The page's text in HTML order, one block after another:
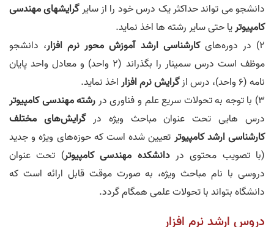
دانشجو می تواند حداکثر یک درس خود را از سایرگرایشهای مهندسی
کامپیوتریا حتی سایر رشته ها اخذ نماید.
2) در دوره‌های
کارشناسی ارشد آموزش محور نرم افزار، دانشجو
موظف است درس سمینار را بگذراند (2 واحد) و معادل واحد پایان
نامه (6 واحد)، درس از
گرایش نرم افزاراخذ نماید.
3) با توجه به تحولات سریع علم و فناوری در
رشته مهندسی کامپیوتر
درس هایی تحت عنوان مباحث ویژه درگرایش‌های مختلف
کارشناسی ارشد کامپیوتر تعیین شده است که حوزه‌های ویژه و جدید
(با تصویب محتوی دردانشکده مهندسی کامپیوتر) تحت عنوان
دروسی با نام مباحث ویژه، به صورت موقت قابل ارائه است که
دانشگاه بتواند با تحولات علمی همگام گردد.
دروس ارشد نرم افزار